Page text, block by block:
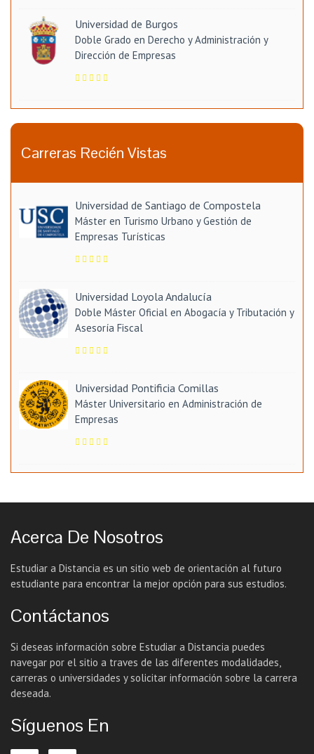
Universidad de Burgos
Doble Grado en Derecho y Administración y
Dirección de Empresas
Carreras Recién Vistas
Universidad de Santiago de Compostela
Máster en Turismo Urbano y Gestión de
Empresas Turísticas
Universidad Loyola Andalucía
Doble Máster Oficial en Abogacía y Tributación y
Asesoría Fiscal
Universidad Pontificia Comillas
Máster Universitario en Administración de
Empresas
Acerca De Nosotros
Estudiar a Distancia es un sitio web de orientación al futuro
estudiante para encontrar la mejor opción para sus estudios.
Contáctanos
Si deseas información sobre Estudiar a Distancia puedes
navegar por el sitio a traves de las diferentes modalidades,
carreras o universidades y solicitar información sobre la carrera
deseada.
Síguenos En